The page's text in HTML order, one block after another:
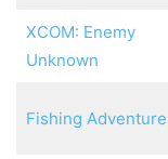
XCOM: Enemy
Unknown
Fishing Adventure